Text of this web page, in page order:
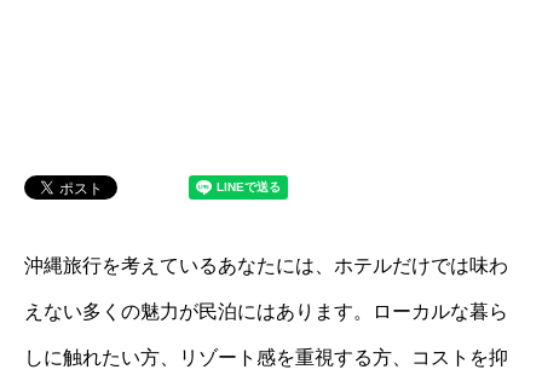
沖縄旅行を考えているあなたには、ホテルだけでは味わ
えない多くの魅力が民泊にはあります。ローカルな暮ら
しに触れたい方、リゾート感を重視する方、コストを抑